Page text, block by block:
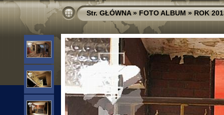
Str. GŁÓWNA»FOTO ALBUM»ROK